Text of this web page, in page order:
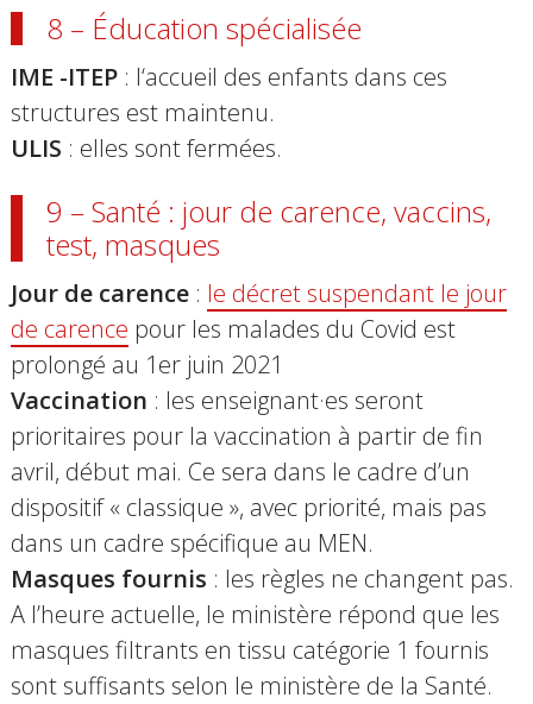
8 – Éducation spécialisée
IME -ITEP: l‘accueil des enfants dans ces
structures est maintenu.
ULIS : elles sont fermées.
9 – Santé : jour de carence, vaccins,
test, masques
Jour de carence: le décret suspendant le jour
de carence pour les malades du Covid est
prolongé au 1er juin 2021
Vaccination : les enseignant·es seront
prioritaires pour la vaccination à partir de fin
avril, début mai. Ce sera dans le cadre d’un
dispositif « classique », avec priorité, mais pas
dans un cadre spécifique au MEN.
Masques fournis : les règles ne changent pas.
A l’heure actuelle, le ministère répond que les
masques filtrants en tissu catégorie 1 fournis
sont suffisants selon le ministère de la Santé.